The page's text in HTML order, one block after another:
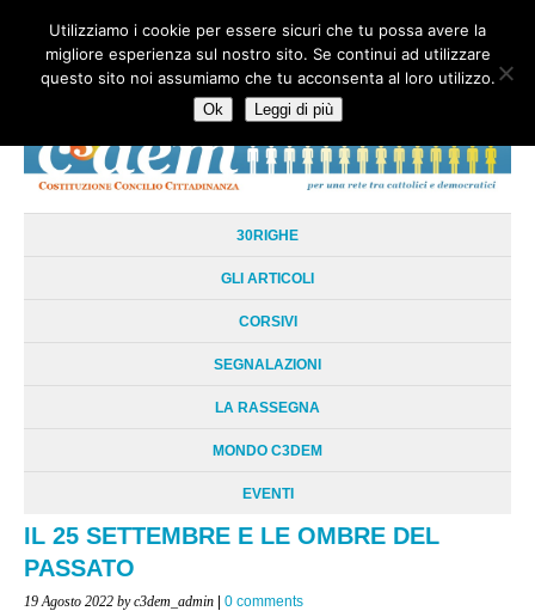
HOME CHI SIAMO LA RETE LE RADICI DOCUMENTAZIONE
AREE TEMATICHE
30RIGHE
GLI ARTICOLI
CORSIVI
SEGNALAZIONI
LA RASSEGNA
MONDO C3DEM
EVENTI
IL 25 SETTEMBRE E LE OMBRE DEL
PASSATO
19 Agosto 2022 by c3dem_admin | 0 comments
Utilizziamo i cookie per essere sicuri che tu possa avere la
migliore esperienza sul nostro sito. Se continui ad utilizzare
questo sito noi assumiamo che tu acconsenta al loro utilizzo.
Ok Leggi di più